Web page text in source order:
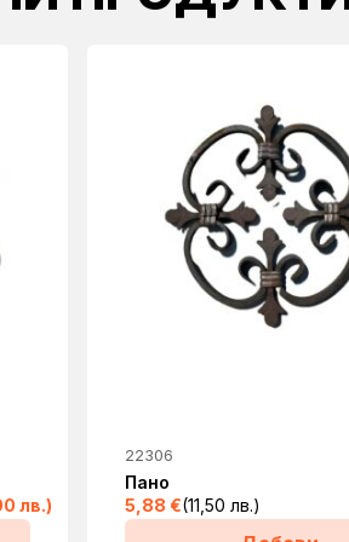
22306
Пано
5,88 €(11,50 лв.)